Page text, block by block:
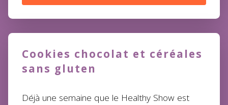
Cookies chocolat et céréales
sans gluten
Déjà une semaine que le Healthy Show est